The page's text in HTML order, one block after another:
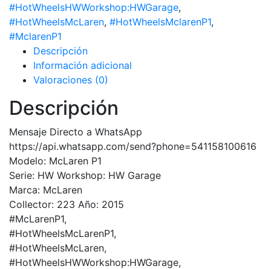
#HotWheelsHWWorkshop:HWGarage,
#HotWheelsMcLaren, #HotWheelsMclarenP1,
#MclarenP1
Descripción
Información adicional
Valoraciones (0)
Descripción
Mensaje Directo a WhatsApp
https://api.whatsapp.com/send?phone=541158100616
Modelo: McLaren P1
Serie: HW Workshop: HW Garage
Marca: McLaren
Collector: 223 Año: 2015
#McLarenP1,
#HotWheelsMcLarenP1,
#HotWheelsMcLaren,
#HotWheelsHWWorkshop:HWGarage,